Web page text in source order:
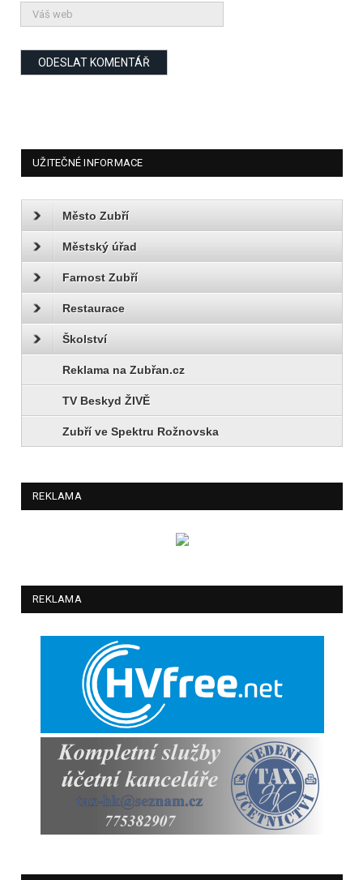
UŽITEČNÉ INFORMACE
Město Zubří
Městský úřad
Farnost Zubří
Restaurace
Školství
Reklama na Zubřan.cz
TV Beskyd ŽIVĚ
Zubří ve Spektru Rožnovska
REKLAMA
REKLAMA